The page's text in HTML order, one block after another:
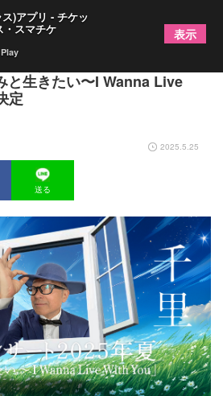
共演する『大江千里ソロコンサ
と生きたい〜I Wanna Live
定
2025.5.25
送る
)アプリ - チケッ
・スマチケ 表示